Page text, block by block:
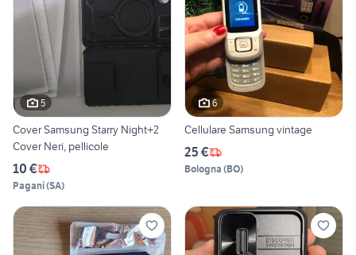
5
Cover Samsung Starry Night+2
Cover Neri, pellicole
10 €
Pagani(SA)
6
Cellulare Samsung vintage
25 €
Bologna (BO)